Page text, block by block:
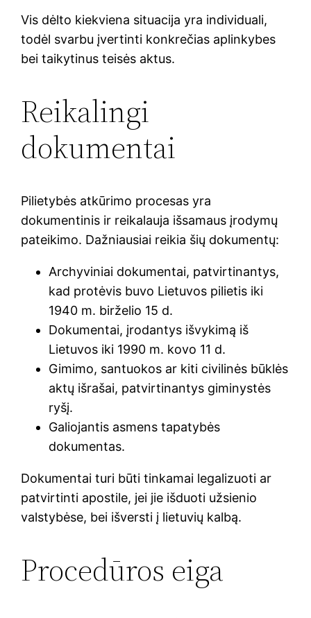
Vis dėlto kiekviena situacija yra individuali,
todėl svarbu įvertinti konkrečias aplinkybes
bei taikytinus teisės aktus.
Reikalingi
dokumentai
Pilietybės atkūrimo procesas yra
dokumentinis ir reikalauja išsamaus įrodymų
pateikimo. Dažniausiai reikia šių dokumentų:
Archyviniai dokumentai, patvirtinantys,
kad protėvis buvo Lietuvos pilietis iki
1940 m. birželio 15 d.
Dokumentai, įrodantys išvykimą iš
Lietuvos iki 1990 m. kovo 11 d.
Gimimo, santuokos ar kiti civilinės būklės
aktų išrašai, patvirtinantys giminystės
ryšį.
Galiojantis asmens tapatybės
dokumentas.
Dokumentai turi būti tinkamai legalizuoti ar
patvirtinti apostile, jei jie išduoti užsienio
valstybėse, bei išversti į lietuvių kalbą.
Procedūros eiga